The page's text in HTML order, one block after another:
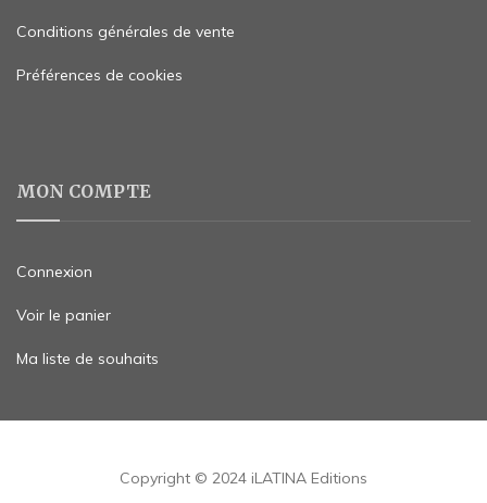
Conditions générales de vente
Préférences de cookies
MON COMPTE
Connexion
Voir le panier
Ma liste de souhaits
Copyright © 2024 iLATINA Editions